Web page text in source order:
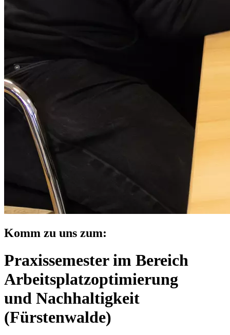
Komm zu uns zum:
Praxissemester im Bereich
Arbeitsplatzoptimierung
und Nachhaltigkeit
(Fürstenwalde)